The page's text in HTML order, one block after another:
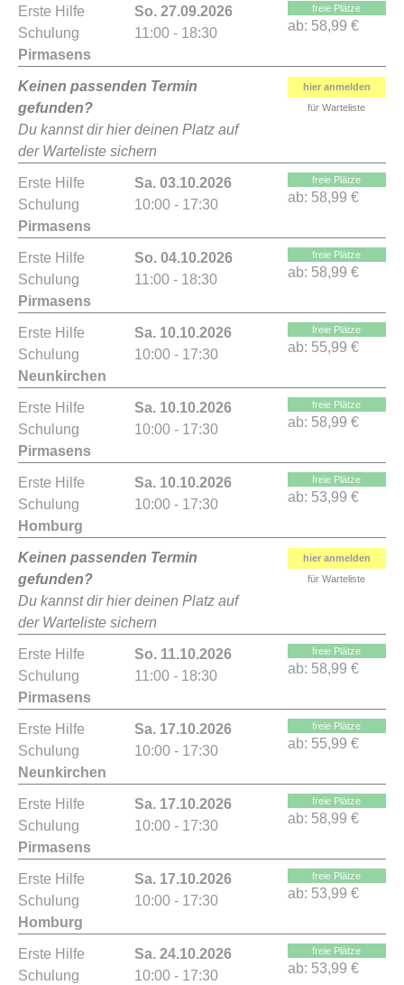
Erste Hilfe
Schulung
Pirmasens
So. 27.09.2026
11:00 - 18:30
freie Plätze
ab: 58,99 €
Keinen passenden Termin
gefunden?
Du kannst dir hier deinen Platz auf
der Warteliste sichern
hier anmelden
für Warteliste
Erste Hilfe
Schulung
Pirmasens
Sa. 03.10.2026
10:00 - 17:30
freie Plätze
ab: 58,99 €
Erste Hilfe
Schulung
Pirmasens
So. 04.10.2026
11:00 - 18:30
freie Plätze
ab: 58,99 €
Erste Hilfe
Schulung
Neunkirchen
Sa. 10.10.2026
10:00 - 17:30
freie Plätze
ab: 55,99 €
Erste Hilfe
Schulung
Pirmasens
Sa. 10.10.2026
10:00 - 17:30
freie Plätze
ab: 58,99 €
Erste Hilfe
Schulung
Homburg
Sa. 10.10.2026
10:00 - 17:30
freie Plätze
ab: 53,99 €
Keinen passenden Termin
gefunden?
Du kannst dir hier deinen Platz auf
der Warteliste sichern
hier anmelden
für Warteliste
Erste Hilfe
Schulung
Pirmasens
So. 11.10.2026
11:00 - 18:30
freie Plätze
ab: 58,99 €
Erste Hilfe
Schulung
Neunkirchen
Sa. 17.10.2026
10:00 - 17:30
freie Plätze
ab: 55,99 €
Erste Hilfe
Schulung
Pirmasens
Sa. 17.10.2026
10:00 - 17:30
freie Plätze
ab: 58,99 €
Erste Hilfe
Schulung
Homburg
Sa. 17.10.2026
10:00 - 17:30
freie Plätze
ab: 53,99 €
Erste Hilfe
Schulung
Sa. 24.10.2026
10:00 - 17:30
freie Plätze
ab: 53,99 €